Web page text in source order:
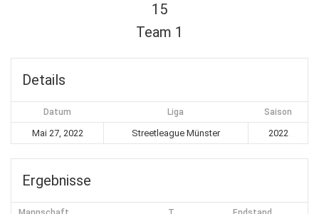
15
Team 1
Details
Datum Liga Saison
Mai 27, 2022 Streetleague Münster 2022
Ergebnisse